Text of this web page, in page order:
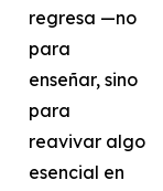
regresa —no
para
enseñar, sino
para
reavivar algo
esencial en